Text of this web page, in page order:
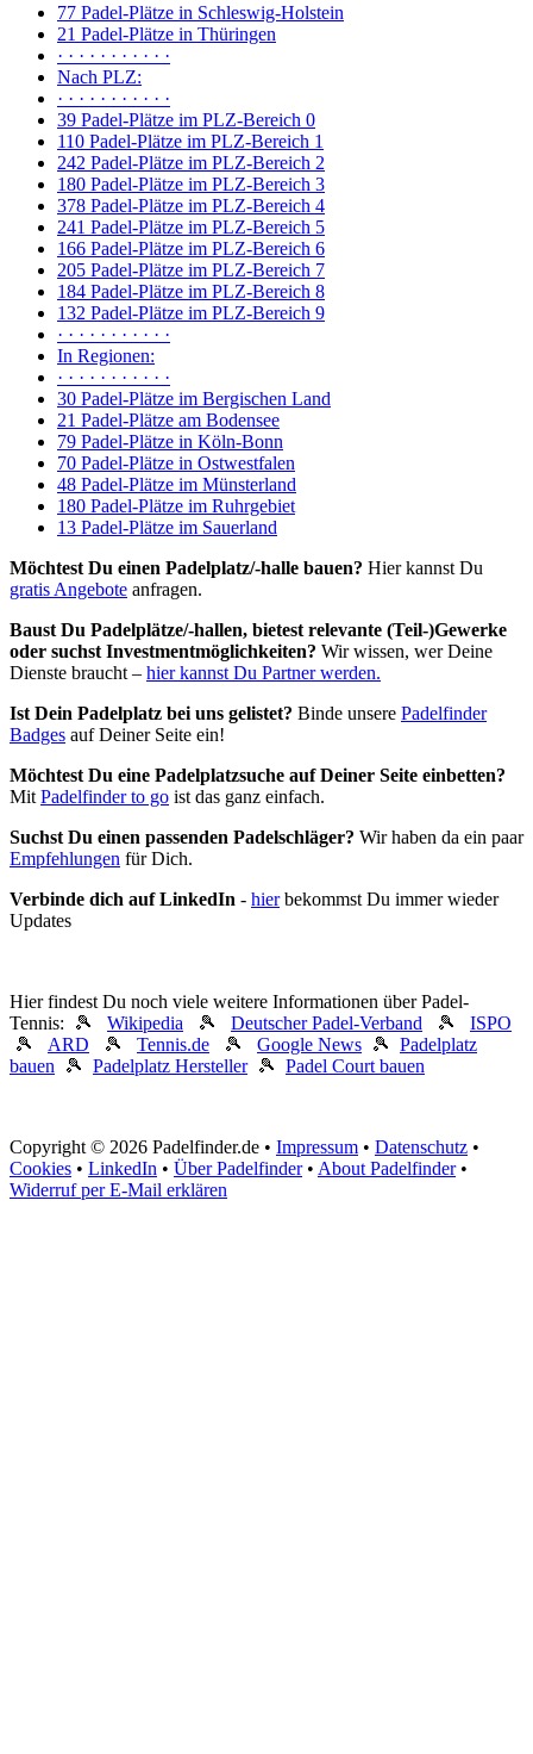
77 Padel-Plätze in Schleswig-Holstein
21 Padel-Plätze in Thüringen
· · · · · · · · · · ·
Nach PLZ:
· · · · · · · · · · ·
39 Padel-Plätze im PLZ-Bereich 0
110 Padel-Plätze im PLZ-Bereich 1
242 Padel-Plätze im PLZ-Bereich 2
180 Padel-Plätze im PLZ-Bereich 3
378 Padel-Plätze im PLZ-Bereich 4
241 Padel-Plätze im PLZ-Bereich 5
166 Padel-Plätze im PLZ-Bereich 6
205 Padel-Plätze im PLZ-Bereich 7
184 Padel-Plätze im PLZ-Bereich 8
132 Padel-Plätze im PLZ-Bereich 9
· · · · · · · · · · ·
In Regionen:
· · · · · · · · · · ·
30 Padel-Plätze im Bergischen Land
21 Padel-Plätze am Bodensee
79 Padel-Plätze in Köln-Bonn
70 Padel-Plätze in Ostwestfalen
48 Padel-Plätze im Münsterland
180 Padel-Plätze im Ruhrgebiet
13 Padel-Plätze im Sauerland
Möchtest Du einen Padelplatz/-halle bauen? Hier kannst Du
gratis Angebote anfragen.
Baust Du Padel­plätze/-hallen, bietest relevante (Teil-)Gewerke
oder suchst In­vest­ment­möglich­keiten? Wir wissen, wer Deine
Dienste braucht – hier kannst Du Partner werden.
Ist Dein Padelplatz bei uns gelistet? Binde unsere Padelfinder
Badges auf Deiner Seite ein!
Möchtest Du eine Padelplatzsuche auf Deiner Seite einbetten?
MitPadelfinder to go ist das ganz einfach.
Suchst Du einen passenden Padelschläger? Wir haben da ein paar
Empfehlungen für Dich.
Verbinde dich auf LinkedIn - hierbekommst Du immer wieder
Updates
Hier findest Du noch viele weitere Informationen über Padel-
Tennis: 🎾 Wikipedia 🎾 Deutscher Padel-Verband 🎾 ISPO
🎾 ARD 🎾 Tennis.de 🎾 Google News 🎾 Padelplatz
bauen 🎾 Padelplatz Hersteller🎾 Padel Court bauen
Copyright © 2026 Padelfinder.de • Impressum • Datenschutz •
Cookies • LinkedIn • Über Padelfinder• About Padelfinder•
Widerruf per E-Mail erklären